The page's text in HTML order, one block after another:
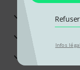
Infos
Garantie 30
Service de
Conseils